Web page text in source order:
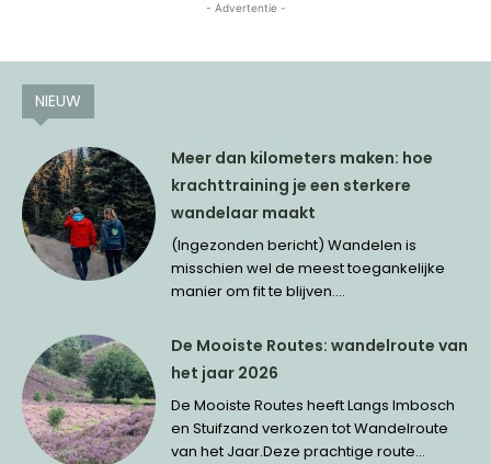
- Advertentie -
NIEUW
Meer dan kilometers maken: hoe
krachttraining je een sterkere
wandelaar maakt
(Ingezonden bericht) Wandelen is
misschien wel de meest toegankelijke
manier om fit te blijven....
De Mooiste Routes: wandelroute van
het jaar 2026
De Mooiste Routes heeft Langs Imbosch
en Stuifzand verkozen tot Wandelroute
van het Jaar.Deze prachtige route...